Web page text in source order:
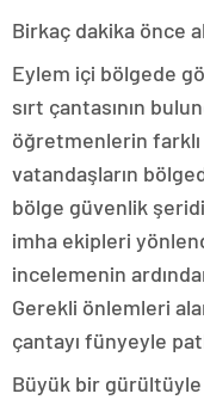
Birkaç dakika önce
Eylem içi bölgede
sırt çantasının
öğretmenlerin
vatandaşların
bölge güvenlik
imha ekipleri
incelemenin
Gerekli önlemleri
çantayı fünyeyle
Büyük bir